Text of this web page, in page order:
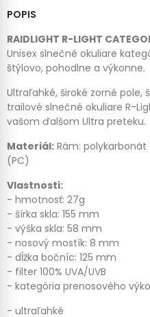
POPIS
RAIDLIGHT R-LIGHT
Unisex slnečné okuliare
štýlovo, pohodlne a výkonne.
Ultraľahké, široké zorné pole,
trailové slnečné okuliare R-
vašom ďalšom Ultra preteku.
Materiál: Rám: polykarbonát
(PC)
Vlastnosti:
- hmotnosť: 27g
- šírka skla: 155 mm
- výška skla: 58 mm
- nosový mostík: 8 mm
- dĺžka bočníc: 125 mm
- filter 100% UVA/UVB
- kategória prenosového
- ultraľahké